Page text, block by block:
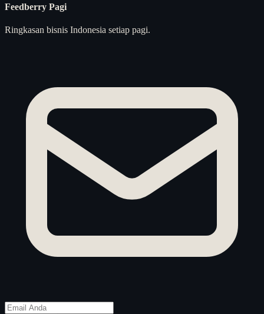
Feedberry Pagi
Ringkasan bisnis Indonesia setiap pagi.